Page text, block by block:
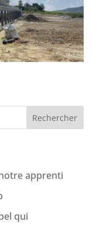
Rechercher
apprenti
qui